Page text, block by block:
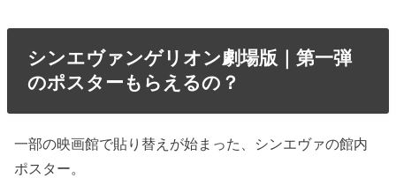
シンエヴァンゲリオン劇場版｜第一弾
のポスターもらえるの？
一部の映画館で貼り替えが始まった、シンエヴァの館内
ポスター。